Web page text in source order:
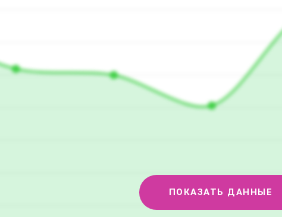
ПОКАЗАТЬ ДАННЫЕ